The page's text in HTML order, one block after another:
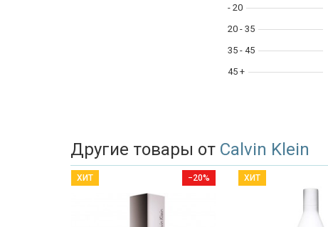
- 20
20 - 35
35 - 45
45 +
Другие товары от Calvin Klein
−20%
ХИТ ХИТ